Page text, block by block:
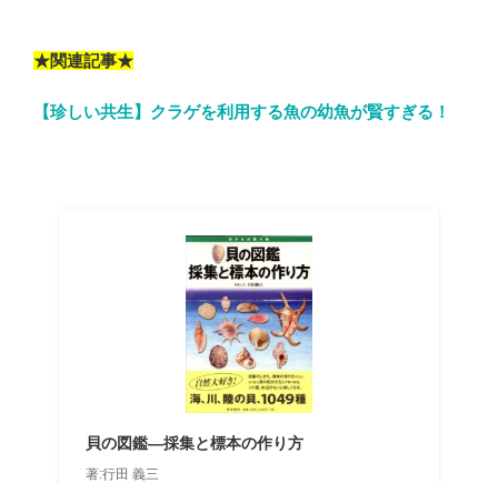
★関連記事★
【珍しい共生】クラゲを利用する魚の幼魚が賢すぎる！
貝の図鑑―採集と標本の作り方
著:行田 義三